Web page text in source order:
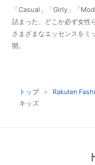
「Casual」「Girly」「
詰まった、どこか必ず女性
さまざまなエッセンスをミ
開。
トップ Rakuten
キッズ